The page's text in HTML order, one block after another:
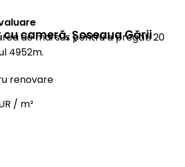
de mai sus pentru a pregăti 20
4952m.
cu cameră,Șoseaua Gării
renovare
/ m²